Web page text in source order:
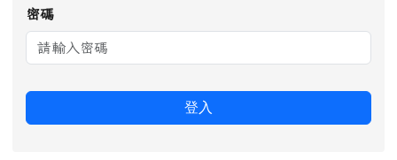
密碼
登入